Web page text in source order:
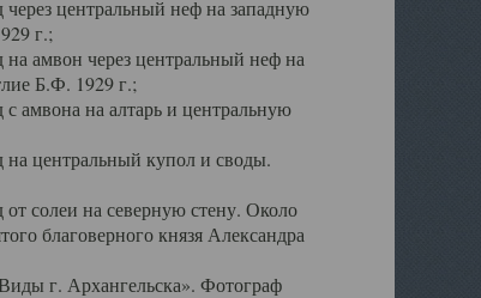
центральный неф на западную
г.;
амвон через центральный неф на
Б.Ф. 1929 г.;
амвона на алтарь и центральную
центральный купол и своды.
солеи на северную стену. Около
благоверного князя Александра
г. Архангельска». Фотограф